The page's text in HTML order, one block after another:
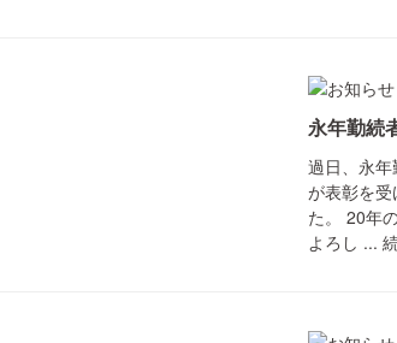
永年勤続
過日、永
が表彰を
た。 20年
よろし ...